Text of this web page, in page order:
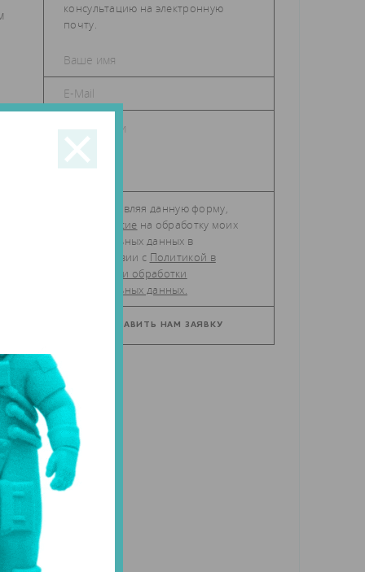
консультацию на электронную
почту.
Отправляя данную форму,
согласие
персональных данных в
соответствии с Политикой в
отношении обработки
персональных данных.